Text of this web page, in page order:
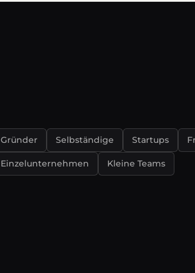
Gründer Selbständige Startups
Einzelunternehmen Kleine Teams